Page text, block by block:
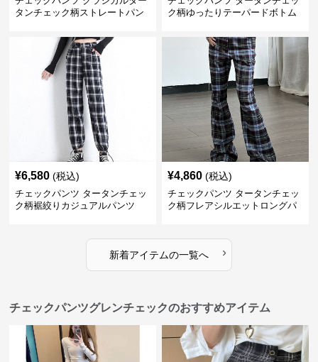
タンチェック柄ストレートパン
ク柄ゆったりテーパードボトム
¥6,580 (税込)
チェックパンツ タータンチェッ
ク柄裾絞りカジュアルパンツ
¥4,860 (税込)
チェックパンツ タータンチェッ
ク柄フレアシルエットロングパ
新着アイテムの一覧へ ›
チェックパンツグレンチェックのおすすめアイテム